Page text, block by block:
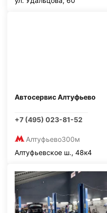
Автосервис Алтуфьево
+7 (495) 023-81-52
Алтуфьево300м
Алтуфьевское ш., 48к4